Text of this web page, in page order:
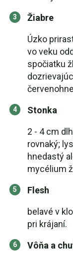
Žiabre
Úzko
vo veku
spočiatku
Stonka
2 - 4 cm
rovnaký;
hnedastý
mycélium
Flesh
belavé v
pri krájaní.
Vôňa a